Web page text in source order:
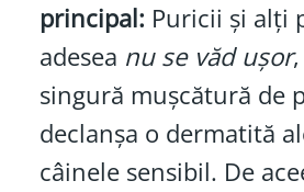
principal: Puricii și alți
adesea nu se văd ușor
singură mușcătură de
declanșa o dermatită
câinele sensibil. De